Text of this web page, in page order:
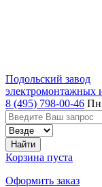
Подольский завод
электромонтажных
8 (495) 798-00-46
Корзина пуста
Оформить заказ